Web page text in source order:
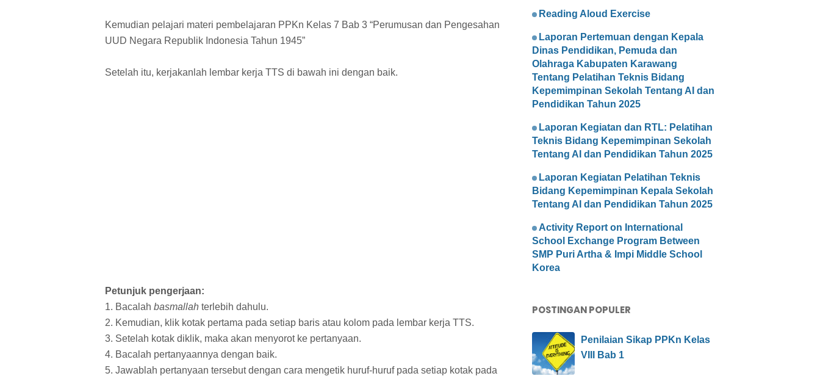
Kemudian pelajari materi pembelajaran PPKn Kelas 7 Bab 3 “Perumusan dan Pengesahan
UUD Negara Republik Indonesia Tahun 1945”
Setelah itu, kerjakanlah lembar kerja TTS di bawah ini dengan baik.
Petunjuk pengerjaan:
1. Bacalah basmallah terlebih dahulu.
2. Kemudian, klik kotak pertama pada setiap baris atau kolom pada lembar kerja TTS.
3. Setelah kotak diklik, maka akan menyorot ke pertanyaan.
4. Bacalah pertanyaannya dengan baik.
5. Jawablah pertanyaan tersebut dengan cara mengetik huruf-huruf pada setiap kotak pada
Reading Aloud Exercise
Laporan Pertemuan dengan Kepala
Dinas Pendidikan, Pemuda dan
Olahraga Kabupaten Karawang
Tentang Pelatihan Teknis Bidang
Kepemimpinan Sekolah Tentang AI dan
Pendidikan Tahun 2025
Laporan Kegiatan dan RTL: Pelatihan
Teknis Bidang Kepemimpinan Sekolah
Tentang AI dan Pendidikan Tahun 2025
Laporan Kegiatan Pelatihan Teknis
Bidang Kepemimpinan Kepala Sekolah
Tentang AI dan Pendidikan Tahun 2025
Activity Report on International
School Exchange Program Between
SMP Puri Artha & Impi Middle School
Korea
POSTINGAN POPULER
Penilaian Sikap PPKn Kelas
VIII Bab 1